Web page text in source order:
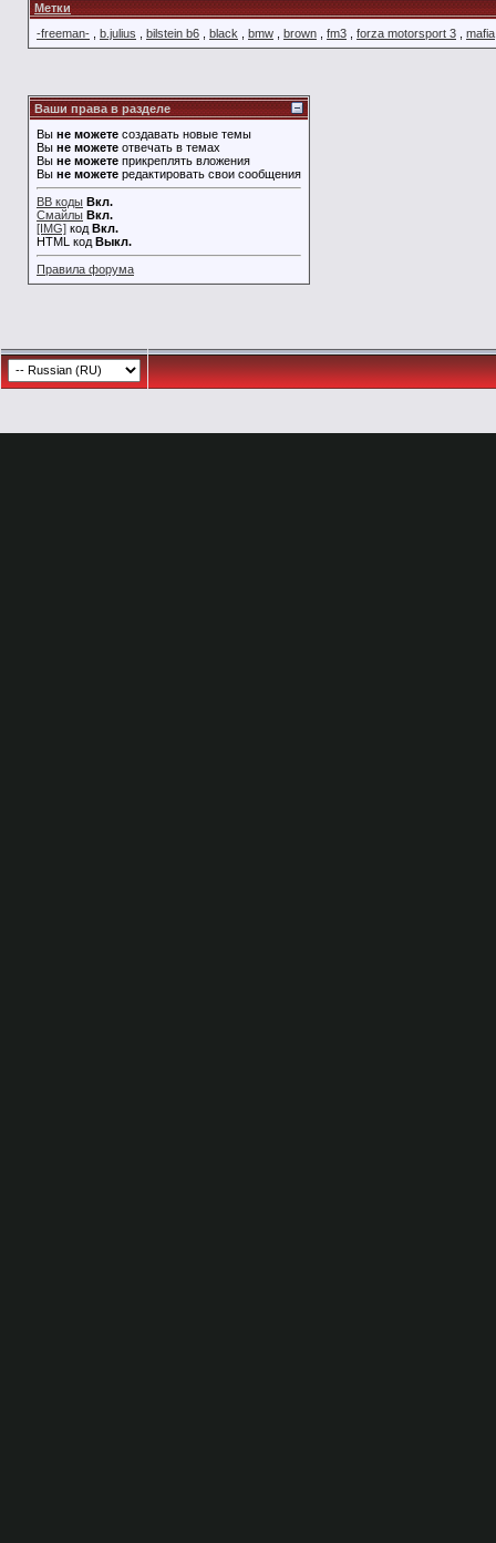
Метки
-freeman-
b.julius bilstein b6 black bmw brown fm3 forza motorsport 3 mafia
Ваши права в разделе
Вы не можете создавать новые темы
Вы не можете отвечать в темах
Вы не можете прикреплять вложения
Вы не можете редактировать свои сообщения
BB коды Вкл.
Смайлы Вкл.
[IMG] код Вкл.
HTML код Выкл.
Правила форума